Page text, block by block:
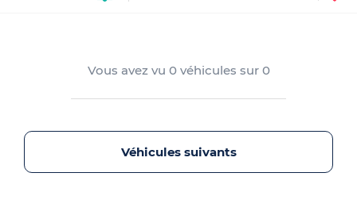
Vous avez vu 0 véhicules sur 0
Véhicules suivants